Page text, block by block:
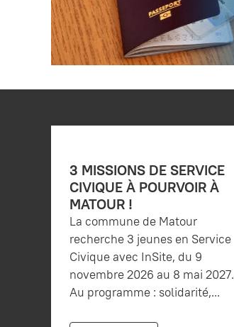
3 MISSIONS DE SERVICE
CIVIQUE À POURVOIR À
MATOUR !
La commune de Matour
recherche 3 jeunes en Service
Civique avec InSite, du 9
novembre 2026 au 8 mai 2027.
Au programme : solidarité,...